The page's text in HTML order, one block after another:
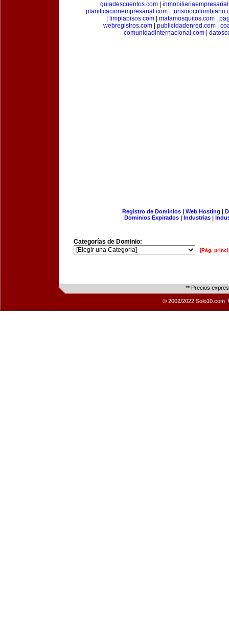
guiadescuentos.com
planificacionempresarial.com
limpiapisos.com| matamosquitos.com|
webregistros.com| publicidadenred.com|
comunidadinternacional.com|
Registro de Dominios| Web Hosting |
Dominios Expirados | Industrias |
Categorías de Dominio:
[Pág.
** Precios
© 2002/2022 Solo10.com